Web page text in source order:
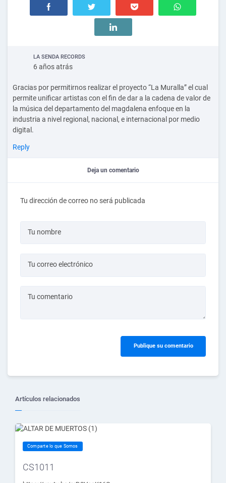
LA SENDA RECORDS
6 años atrás
Gracias por permitirnos realizar el proyecto “La Muralla” el cual
permite unificar artistas con el fin de dar a la cadena de valor de
la música del departamento del magdalena enfoque en la
industria a nivel regional, nacional, e internacional por medio
digital.
Reply
Deja un comentario
Tu dirección de correo no será publicada
Tu nombre
Tu correo electrónico
Tu comentario
Publique su comentario
Artículos relacionados
Comparte lo que Somos
CS1011